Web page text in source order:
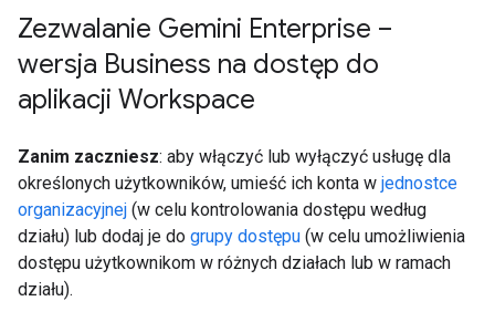
Zezwalanie Gemini Enterprise –
wersja Business na dostęp do
aplikacji Workspace
Zanim zaczniesz: aby włączyć lub wyłączyć usługę dla
określonych użytkowników, umieść ich konta w jednostce
organizacyjnej (w celu kontrolowania dostępu według
działu) lub dodaj je do grupy dostępu (w celu umożliwienia
dostępu użytkownikom w różnych działach lub w ramach
działu).